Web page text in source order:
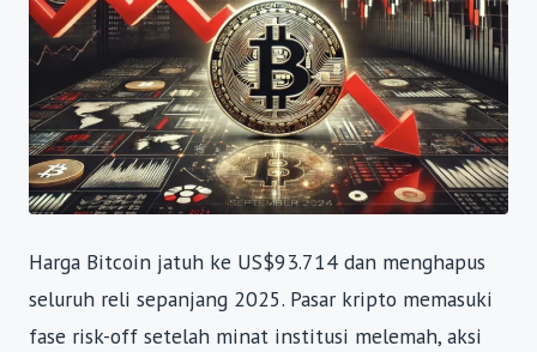
Harga Bitcoin jatuh ke US$93.714 dan menghapus
seluruh reli sepanjang 2025. Pasar kripto memasuki
fase risk-off setelah minat institusi melemah, aksi